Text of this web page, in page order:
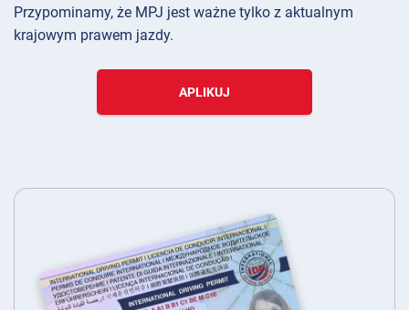
Przypominamy, że MPJ jest ważne tylko z aktualnym
krajowym prawem jazdy.
APLIKUJ